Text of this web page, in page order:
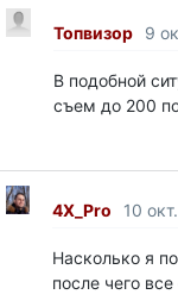
Топвизор 9
В подобной
съем до 200
4X_Pro 10
Насколько я
после чего